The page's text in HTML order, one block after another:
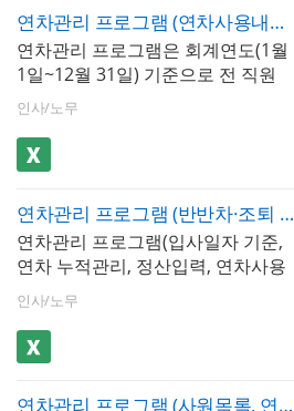
연차에서 선공제하지 않고 별도로
관리하는 것이 법적 원칙. 프로그램
에서 1년 미만 월별 연차와 1년 이후
연간 연차를 구분하여 집계하는 구
조가 중요- 3년 이상 근속자 가산 연
차 : 3년 이상 계속 근무한 직원은 2
년마다 1일의 연차가 가산되어 최대
수를 자동으로 계산하는 구조를 설
계하면 가산 연차 누락으로 인한 분
쟁을 방지 👍 추천 업종 및 활용 대
상전 업종 공통 사용 가능, 5인 이상
사업장, 입사일 기준 연차 관리를 적
용하는 중소기업, 연차촉진 제도를
도입하려는 사업장, 연차수당 분쟁
TIP입사일 기준 연차관리 프로그램
기준은 크게 입사일자 기준과 회계
연도 기준 두 가지로 나뉩니다. 입사
일자 기준은 근로기준법의 원칙적
산정 방식으로, 직원 개인의 입사일
다. 직원별로 연차 기산일이 모두 다
르기 때문에 관리가 다소 복잡하지
만, 법적 기준에 가장 충실한 방식입
니다. 반면 회계연도 기준은 전 직원
의 연차를 1월 1일 기준으로 일괄 산
정하는 방식으로, 관리는 편리하나
입사일자 기준 대비 불리하지 않게
운영해야 하는 조건이 따릅니다. -
입사일자 기준 연차, 이런 점이 중요
관리할 경우, 직원별로 연차 기산일·
관리할 수 있도록 설계된 엑셀 프로
그램입니다. 근로자가 사용한 연차
내역을 기록하는 연차 입력 기능은
물론, 연차정산서(연차수당) 시트를
상액을 자동으로 산출함으로써 연
차수당 지급 업무를 보다 효율적으
및 구성1) 연차 자동 산정 : 회계연도
기준으로 재직 기간에 따른 연차 발
생일 수를 자동으로 계산2) 반차·반
반차·조퇴 반영 : 0.5일(반차), 0.25
퇴) 단위까지 세분화된 휴가 차감 처
리 지원3) 공휴일 자동 반영 : 법정
공휴일 및 대체공휴일을 반영하여
연차관리 프로그램 (연차사용내역서, 연차정산서(연차수당), 연차촉진현황, 연차사용계획서, 연차사용 지정통보)_회계연도, 연차촉진제도
연차관리 프로그램은 회계연도(1월
1일~12월 31일) 기준으로 전 직원
의 연차 발생·사용·잔여 현황을 일괄
관리하고 연차촉진 절차를 법적 요
건에 맞게 운영하기 위한 엑셀 기반
통합 관리 프로그램입니다. 회계연
동일(매년 12월 31일)하여 입사일자
기준보다 관리가 간편하고 일괄 촉
진 통보가 가능하다는 장점이 있습
니다. ✅ 회계연도 기준 연차촉진의
장 큰 실무적 장점은 전 직원 대상
연차촉진 통보를 동일한 시점에 일
인사/노무
연차관리 프로그램 (반반차·조퇴 및 공휴일 반영, 입사일자 기준, 연차 누적관리, 정산입력, 연차 계산)
연차관리 프로그램(입사일자 기준,
연차 누적관리, 정산입력, 연차사용
내역서, 연차 정산서) 서식입니다.
입사일자를 기준으로 연차 발생 일
수를 자동 계산하여 근로자별 연차
를 체계적으로 관리할 수 있도록 설
인사/노무
연차관리 프로그램 (사원목록, 연차입력, 정산입력, 월별사용대장, 일별사용대장, 연차사용내역서, 연차정산서)_연차누적관리, 회계연도 기준